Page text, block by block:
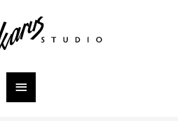
Hauptmenü